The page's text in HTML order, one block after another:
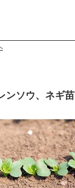
ンソウ、ネギ苗